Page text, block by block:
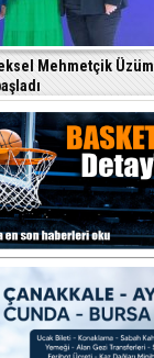
Mehmetçik Üzüm